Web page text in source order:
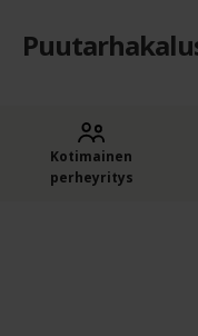
Siirry
Siirry
Puutarhakalusteet
Kotimainen
perheyritys